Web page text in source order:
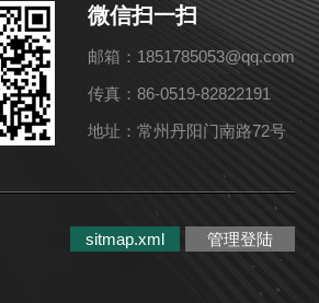
微信扫一扫
邮箱：1851785053@qq.com
传真：86-0519-82822191
地址：常州丹阳门南路72号
sitmap.xml 管理登陆